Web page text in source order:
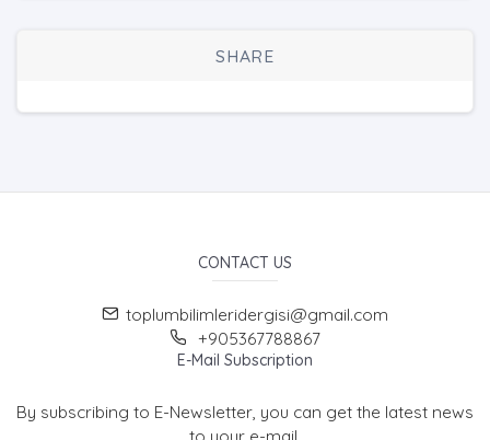
SHARE
CONTACT US
toplumbilimleridergisi@gmail.com
+905367788867
E-Mail Subscription
By subscribing to E-Newsletter, you can get the latest news